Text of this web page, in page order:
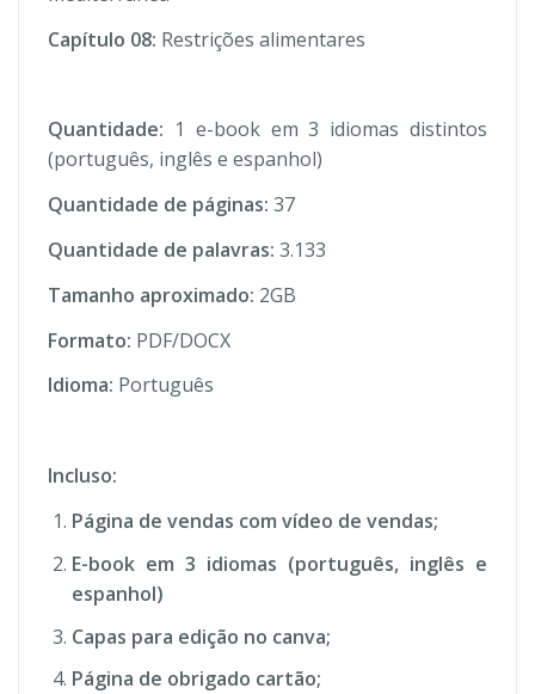
Capítulo 08: Restrições alimentares
Quantidade: 1 e-book em 3 idiomas distintos
(português, inglês e espanhol)
Quantidade de páginas: 37
Quantidade de palavras: 3.133
Tamanho aproximado: 2GB
Formato: PDF/DOCX
Idioma: Português
Incluso:
Página de vendas com vídeo de vendas;
E-book em 3 idiomas (português, inglês e
espanhol)
Capas para edição no canva;
Página de obrigado cartão;